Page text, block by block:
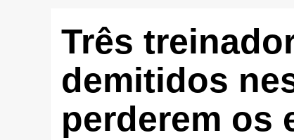
Três
demitidos
perderem os